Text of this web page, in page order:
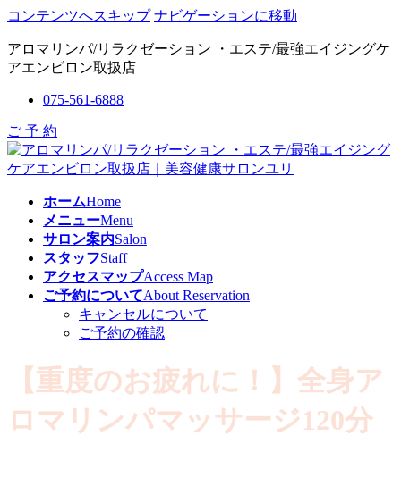
コンテンツへスキップ ナビゲーションに移動
アロマリンパ/リラクゼーション ・エステ/最強エイジングケ
アエンビロン取扱店
075-561-6888
ご 予 約
ホームHome
メニューMenu
サロン案内Salon
スタッフStaff
アクセスマップAccess Map
ご予約についてAbout Reservation
キャンセルについて
ご予約の確認
【重度のお疲れに！】全身ア
ロマリンパマッサージ120分